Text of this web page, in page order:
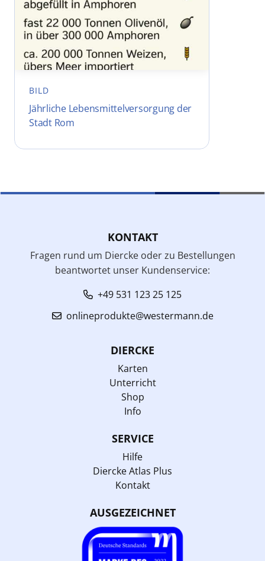
BILD
Jährliche Lebensmittelversorgung der
Stadt Rom
KONTAKT
Fragen rund um Diercke oder zu Bestellungen
beantwortet unser Kundenservice:
+49 531 123 25 125
onlineprodukte@westermann.de
DIERCKE
Karten
Unterricht
Shop
Info
SERVICE
Hilfe
Diercke Atlas Plus
Kontakt
AUSGEZEICHNET